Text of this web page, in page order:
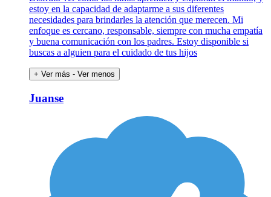
estoy en la capacidad de adaptarme a sus diferentes
necesidades para brindarles la atención que merecen. Mi
enfoque es cercano, responsable, siempre con mucha empatía
y buena comunicación con los padres. Estoy disponible si
buscas a alguien para el cuidado de tus hijos
+ Ver más - Ver menos
Juanse